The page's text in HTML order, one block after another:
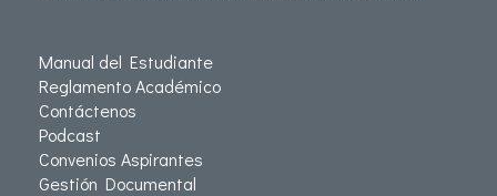
Manual del Estudiante
Reglamento Académico
Contáctenos
Podcast
Convenios Aspirantes
Gestión Documental